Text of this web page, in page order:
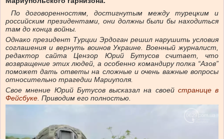
По договоренностям, достигнутым между турецким и
российским президентами, они должны были бы находиться
там до конца войны.
Однако президент Турции Эрдоган решил нарушить условия
соглашения и вернуть воинов Украине. Военный журналист,
редактор сайта Цензор Юрий Бутусов считает, что
возвращение этих людей, а особенно командиру полка “Азов”
поможет дать ответы на сложные и очень важные вопросы
относительно трагедии Мариуполя.
Свое мнение Юрий Бутусов высказал на своей странице в
Фейсбуке. Приводим его полностью.